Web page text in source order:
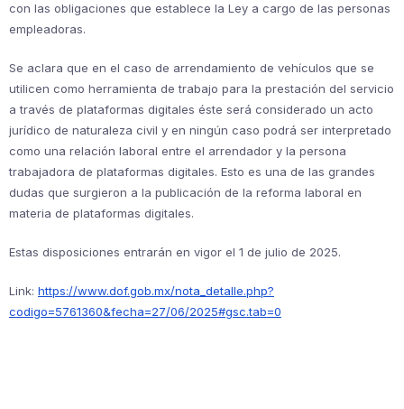
con las obligaciones que establece la Ley a cargo de las personas
empleadoras.
Se aclara que en el caso de arrendamiento de vehículos que se
utilicen como herramienta de trabajo para la prestación del servicio
a través de plataformas digitales éste será considerado un acto
jurídico de naturaleza civil y en ningún caso podrá ser interpretado
como una relación laboral entre el arrendador y la persona
trabajadora de plataformas digitales. Esto es una de las grandes
dudas que surgieron a la publicación de la reforma laboral en
materia de plataformas digitales.
Estas disposiciones entrarán en vigor el 1 de julio de 2025.
Link: https://www.dof.gob.mx/nota_detalle.php?
codigo=5761360&fecha=27/06/2025#gsc.tab=0